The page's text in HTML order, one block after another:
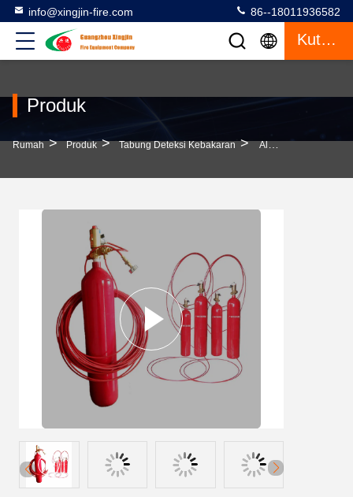
info@xingjin-fire.com 86--18011936582
Kutipan
Produk
Rumah > Produk > Tabung Deteksi Kebakaran > Aluminium Alloy FM200 Fire Detection Tube 20m Maks. Panjang